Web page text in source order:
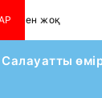
жоқ
Dropdown
Салауатты